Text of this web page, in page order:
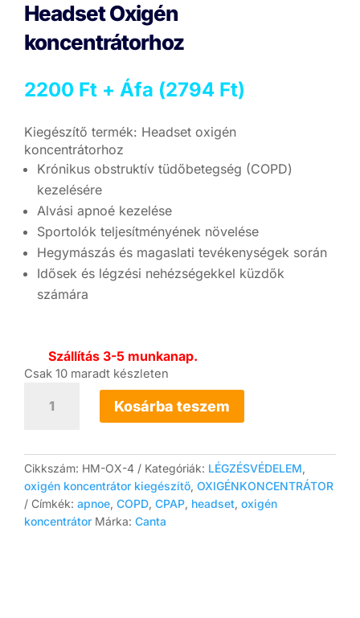
Headset Oxigén
koncentrátorhoz
2200 Ft + Áfa (2794 Ft)
Kiegészítő termék: Headset oxigén
koncentrátorhoz
Krónikus obstruktív tüdőbetegség (COPD)
kezelésére
Alvási apnoé kezelése
Sportolók teljesítményének növelése
Hegymászás és magaslati tevékenységek során
Idősek és légzési nehézségekkel küzdők
számára
Szállítás 3-5 munkanap.
Csak 10 maradt készleten
Oxigén
koncentrátorhoz
Kosárba teszem
Cikkszám: HM-OX-4 Kategóriák: LÉGZÉSVÉDELEM,
oxigén koncentrátor kiegészítő, OXIGÉNKONCENTRÁTOR
Címkék: apnoe, COPD, CPAP, headset, oxigén
koncentrátor Márka: Canta